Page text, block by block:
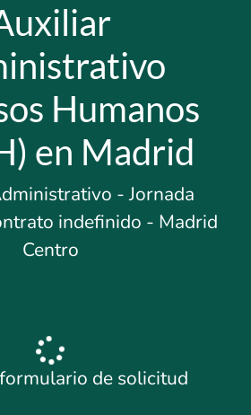
Humanos
en Madrid
- Jornada
indefinido - Madrid
Centro
de solicitud